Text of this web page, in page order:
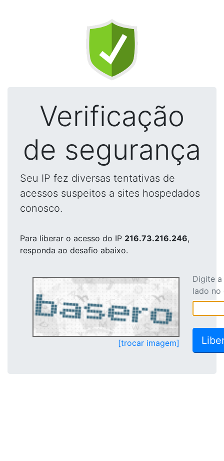
Verificação
de segurança
Seu IP fez diversas tentativas de
acessos suspeitos a sites hospedados
conosco.
Para liberar o acesso do IP 216.73.216.246,
responda ao desafio abaixo.
[trocar imagem]
Digite
lado no